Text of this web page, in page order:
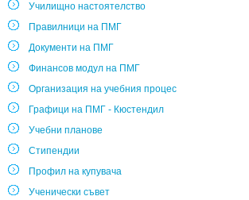
Училищно настоятелство
Правилници на ПМГ
Документи на ПМГ
Финансов модул на ПМГ
Организация на учебния процес
Графици на ПМГ - Кюстендил
Учебни планове
Стипендии
Профил на купувача
Ученически съвет